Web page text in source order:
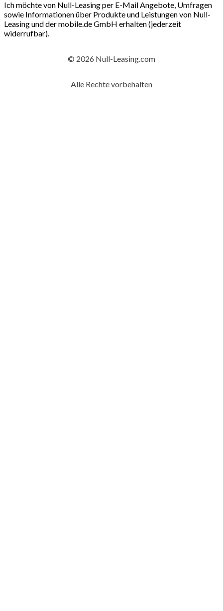
Ich möchte von Null-Leasing per E-Mail Angebote, Umfragen
sowie Informationen über Produkte und Leistungen von Null-
Leasing und der mobile.de GmbH erhalten (jederzeit
widerrufbar).
© 2026 Null-Leasing.com
Alle Rechte vorbehalten